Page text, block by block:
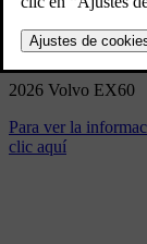
Compartir
Descargar
2026 Volvo EX60
Para ver la
clic aquí